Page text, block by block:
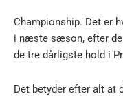
Championship. Det er
i næste sæson, efter de
de tre dårligste hold i
Det betyder efter alt at